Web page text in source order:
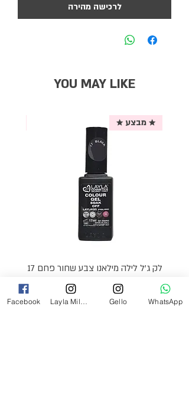
לרכישה מהירה
YOU MAY LIKE
★ מבצע ★
לק ג'ל לילה מילאנו צבע שחור פחם 17
מ"ל Black - 17
מחיר₪69.00
Facebook Gello WhatsApp